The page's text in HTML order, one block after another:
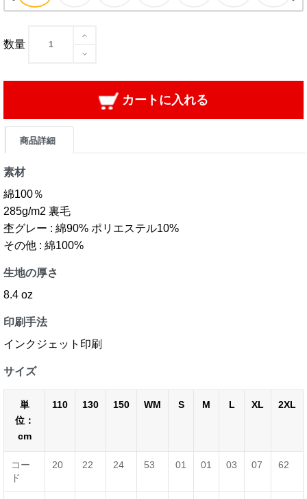
数量
カートに入れる
商品詳細
素材
綿100％
285g/m2 裏毛
杢グレー : 綿90% ポリエステル10%
その他 : 綿100%
生地の厚さ
8.4 oz
印刷手法
インクジェット印刷
サイズ
単
位：
cm
110 130 150 WM S M L XL 2XL
コー
ド
20 22 24 53 01 01 03 07 62